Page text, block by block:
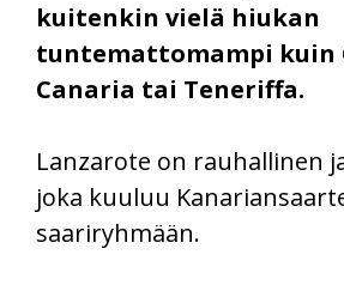
kuitenkin vielä hiukan
tuntemattomampi kuin
Canaria tai Teneriffa.
Lanzarote on rauhallinen
joka kuuluu
saariryhmään.